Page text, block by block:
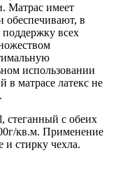
Матрас имеет
обеспечивают, в
всех
использовании
в матрасе латекс не
стеганный с обеих
кв.м. Применение
стирку чехла.